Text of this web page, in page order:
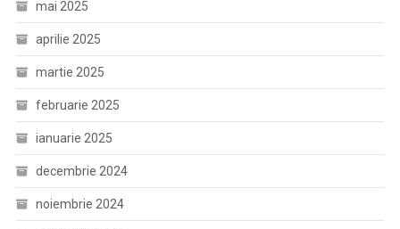
mai 2025
aprilie 2025
martie 2025
februarie 2025
ianuarie 2025
decembrie 2024
noiembrie 2024